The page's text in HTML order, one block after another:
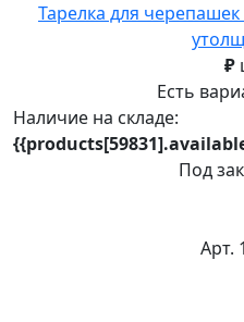
Тарелка для
₽
Есть
Наличие на складе:
Под
Арт.